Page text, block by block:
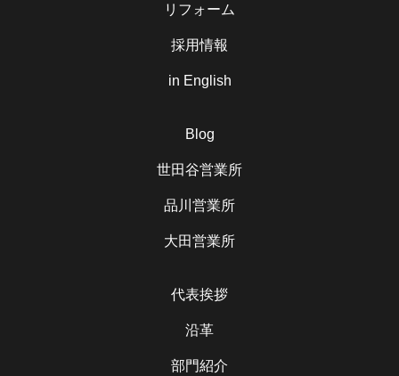
リフォーム
採用情報
in English
Blog
世田谷営業所
品川営業所
大田営業所
代表挨拶
沿革
部門紹介